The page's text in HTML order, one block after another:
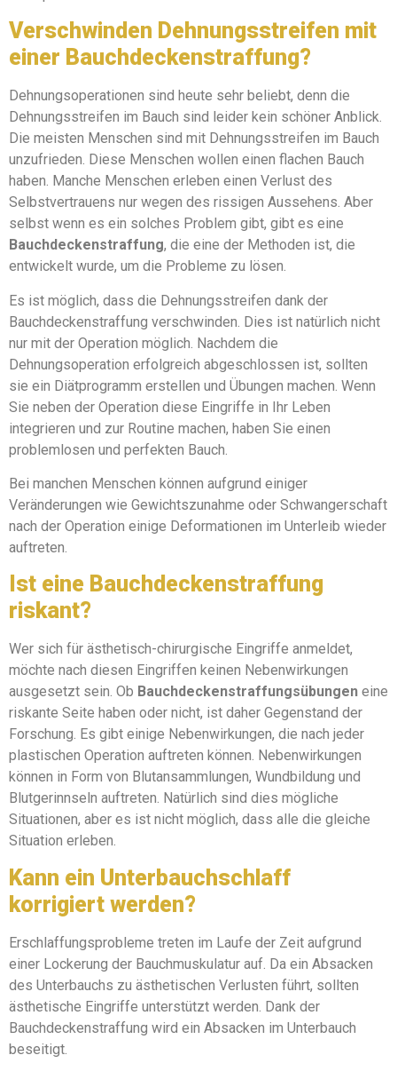
Verschwinden Dehnungsstreifen mit
einer Bauchdeckenstraffung?
Dehnungsoperationen sind heute sehr beliebt, denn die
Dehnungsstreifen im Bauch sind leider kein schöner Anblick.
Die meisten Menschen sind mit Dehnungsstreifen im Bauch
unzufrieden. Diese Menschen wollen einen flachen Bauch
haben. Manche Menschen erleben einen Verlust des
Selbstvertrauens nur wegen des rissigen Aussehens. Aber
selbst wenn es ein solches Problem gibt, gibt es eine
Bauchdeckenstraffung, die eine der Methoden ist, die
entwickelt wurde, um die Probleme zu lösen.
Es ist möglich, dass die Dehnungsstreifen dank der
Bauchdeckenstraffung verschwinden. Dies ist natürlich nicht
nur mit der Operation möglich. Nachdem die
Dehnungsoperation erfolgreich abgeschlossen ist, sollten
sie ein Diätprogramm erstellen und Übungen machen. Wenn
Sie neben der Operation diese Eingriffe in Ihr Leben
integrieren und zur Routine machen, haben Sie einen
problemlosen und perfekten Bauch.
Bei manchen Menschen können aufgrund einiger
Veränderungen wie Gewichtszunahme oder Schwangerschaft
nach der Operation einige Deformationen im Unterleib wieder
auftreten.
Ist eine Bauchdeckenstraffung
riskant?
Wer sich für ästhetisch-chirurgische Eingriffe anmeldet,
möchte nach diesen Eingriffen keinen Nebenwirkungen
ausgesetzt sein. Ob Bauchdeckenstraffungsübungen eine
riskante Seite haben oder nicht, ist daher Gegenstand der
Forschung. Es gibt einige Nebenwirkungen, die nach jeder
plastischen Operation auftreten können. Nebenwirkungen
können in Form von Blutansammlungen, Wundbildung und
Blutgerinnseln auftreten. Natürlich sind dies mögliche
Situationen, aber es ist nicht möglich, dass alle die gleiche
Situation erleben.
Kann ein Unterbauchschlaff
korrigiert werden?
Erschlaffungsprobleme treten im Laufe der Zeit aufgrund
einer Lockerung der Bauchmuskulatur auf. Da ein Absacken
des Unterbauchs zu ästhetischen Verlusten führt, sollten
ästhetische Eingriffe unterstützt werden. Dank der
Bauchdeckenstraffung wird ein Absacken im Unterbauch
beseitigt.